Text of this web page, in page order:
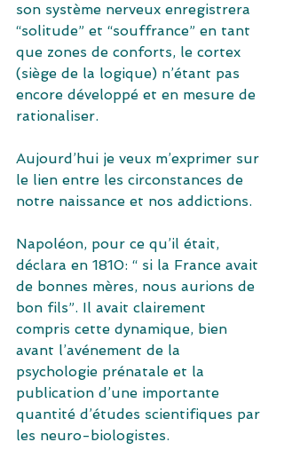
son système nerveux enregistrera
“solitude” et “souffrance” en tant
que zones de conforts, le cortex
(siège de la logique) n’étant pas
encore développé et en mesure de
rationaliser.
Aujourd’hui je veux m’exprimer sur
le lien entre les circonstances de
notre naissance et nos addictions.
Napoléon, pour ce qu’il était,
déclara en 1810: “ si la France avait
de bonnes mères, nous aurions de
bon fils”. Il avait clairement
compris cette dynamique, bien
avant l’avénement de la
psychologie prénatale et la
publication d’une importante
quantité d’études scientifiques par
les neuro-biologistes.